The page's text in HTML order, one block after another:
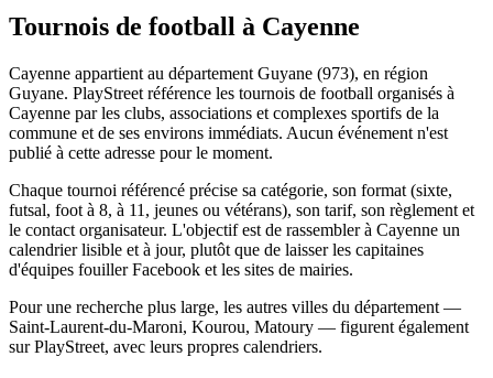
Tournois de football à Cayenne
Cayenne appartient au département Guyane (973), en région
Guyane. PlayStreet référence les tournois de football organisés à
Cayenne par les clubs, associations et complexes sportifs de la
commune et de ses environs immédiats. Aucun événement n'est
publié à cette adresse pour le moment.
Chaque tournoi référencé précise sa catégorie, son format (sixte,
futsal, foot à 8, à 11, jeunes ou vétérans), son tarif, son règlement et
le contact organisateur. L'objectif est de rassembler à Cayenne un
calendrier lisible et à jour, plutôt que de laisser les capitaines
d'équipes fouiller Facebook et les sites de mairies.
Pour une recherche plus large, les autres villes du département —
Saint-Laurent-du-Maroni, Kourou, Matoury — figurent également
sur PlayStreet, avec leurs propres calendriers.